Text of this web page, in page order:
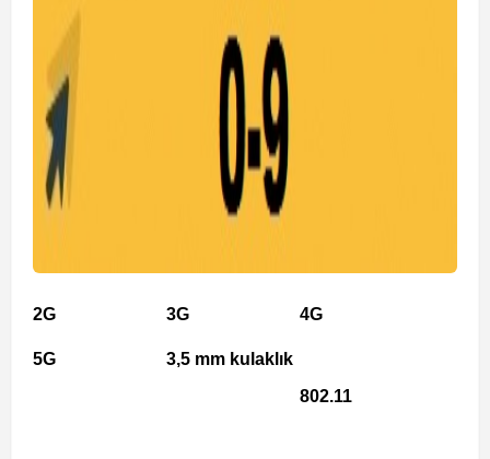
2G 3G 4G
5G
3,5 mm kulaklık
802.11